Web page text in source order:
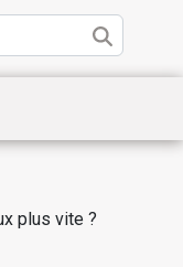
plus vite ?